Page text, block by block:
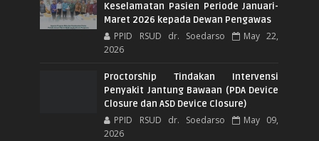
Keselamatan Pasien Periode Januari-
Maret 2026 kepada Dewan Pengawas
PPID RSUD dr. Soedarso
May 22,
2026
Proctorship Tindakan Intervensi
Penyakit Jantung Bawaan (PDA Device
Closure dan ASD Device Closure)
PPID RSUD dr. Soedarso
May 09,
2026